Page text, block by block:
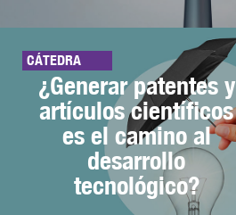
CÁTEDRA
¿Generar patentes y
artículos científicos
es el camino al
desarrollo
tecnológico?